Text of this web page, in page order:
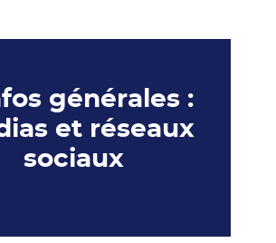
générales :
et réseaux
sociaux